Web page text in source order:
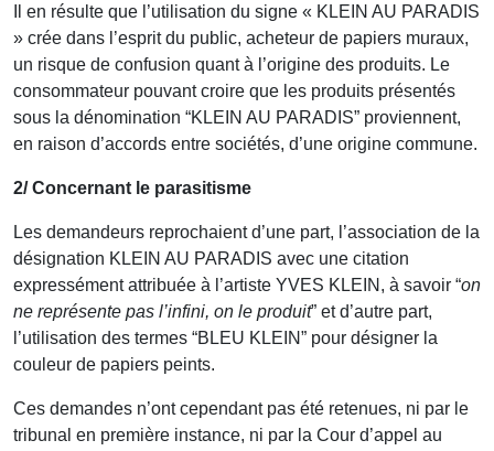
Il en résulte que l’utilisation du signe « KLEIN AU PARADIS
» crée dans l’esprit du public, acheteur de papiers muraux,
un risque de confusion quant à l’origine des produits. Le
consommateur pouvant croire que les produits présentés
sous la dénomination “KLEIN AU PARADIS” proviennent,
en raison d’accords entre sociétés, d’une origine commune.
2/ Concernant le parasitisme
Les demandeurs reprochaient d’une part, l’association de la
désignation KLEIN AU PARADIS avec une citation
expressément attribuée à l’artiste YVES KLEIN, à savoir “on
ne représente pas l’infini, on le produit” et d’autre part,
l’utilisation des termes “BLEU KLEIN” pour désigner la
couleur de papiers peints.
Ces demandes n’ont cependant pas été retenues, ni par le
tribunal en première instance, ni par la Cour d’appel au